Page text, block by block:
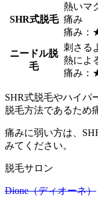
SHR式脱毛
熱いマ
痛み
痛み
ニードル脱
毛
刺さる
熱によ
痛み
SHR式脱毛やハイパ
脱毛方法であるため
痛みに弱い方は、
みてください。
脱毛サロン
Dione（ディオーネ）